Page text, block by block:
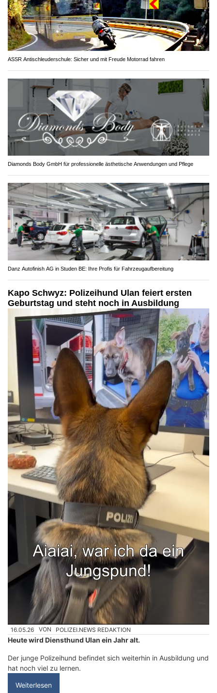
ASSR Antischleuderschule: Sicher und mit Freude Motorrad fahren
Diamonds Body GmbH für professionelle ästhetische Anwendungen und Pflege
Danz Autofinish AG in Studen BE: Ihre Profis für Fahrzeugaufbereitung
Kapo Schwyz: Polizeihund Ulan feiert ersten
Geburtstag und steht noch in Ausbildung
16.05.26 VON POLIZEI.NEWS REDAKTION
Heute wird Diensthund Ulan ein Jahr alt.
Der junge Polizeihund befindet sich weiterhin in Ausbildung und
hat noch viel zu lernen.
Weiterlesen